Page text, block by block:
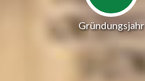
Gründungsjahr